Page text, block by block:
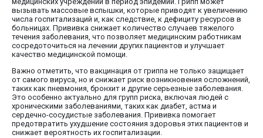
вызывать массовые вспышки, которые приводят к увеличению
числа госпитализаций и, как следствие, к дефициту ресурсов в
больницах. Прививка снижает количество случаев тяжелого
течения заболевания, что позволяет медицинским работникам
сосредоточиться на лечении других пациентов и улучшает
качество медицинской помощи.
Важно отметить, что вакцинация от гриппа не только защищает
от самого вируса, но и снижает риск возникновения осложнений,
таких как пневмония, бронхит и другие серьезные заболевания.
Это особенно актуально для групп риска, включая людей с
хроническими заболеваниями, таких как диабет, астма и
сердечно-сосудистые заболевания. Прививка помогает
предотвратить ухудшение состояния здоровья этих пациентов и
снижает вероятность их госпитализации.